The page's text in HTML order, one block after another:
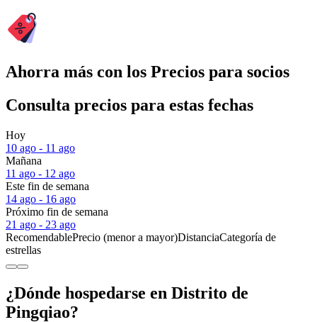
Ahorra más con los Precios para socios
Consulta precios para estas fechas
Hoy
10 ago - 11 ago
Mañana
11 ago - 12 ago
Este fin de semana
14 ago - 16 ago
Próximo fin de semana
21 ago - 23 ago
RecomendablePrecio (menor a mayor)DistanciaCategoría de
estrellas
¿Dónde hospedarse en Distrito de
Pingqiao?